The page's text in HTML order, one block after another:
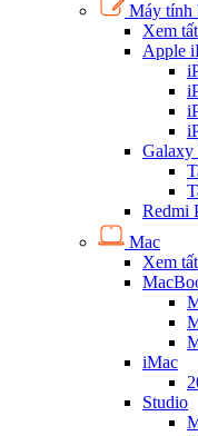
Máy tính
Xem
Apple
Galaxy
Redmi
Mac
Xem
iMac
Studio